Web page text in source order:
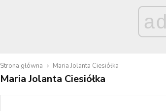
ad
Strona główna Maria Jolanta Ciesiółka
Maria Jolanta Ciesiółka